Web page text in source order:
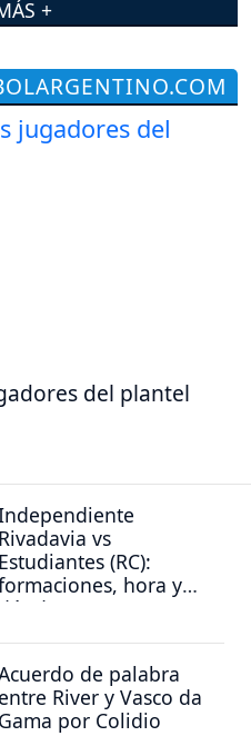
+
del plantel
Rivadavia vs
Estudiantes (RC):
hora y
dónde ver por tv
de palabra
entre River y Vasco da
Gama por Colidio